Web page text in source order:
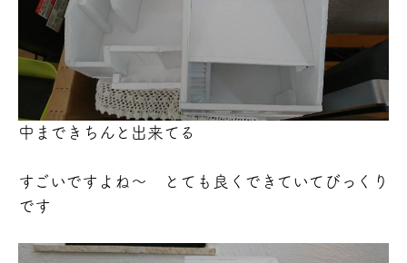
中まできちんと出来てる
すごいですよね～
とても良くできていてびっくり
です